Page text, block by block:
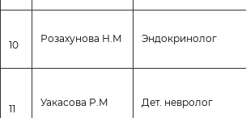
10
Розахунова Н.М Эндокринолог
11
Уакасова Р.М Дет. невролог